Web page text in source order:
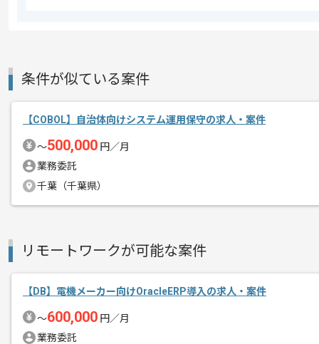
条件が似ている案件
【COBOL】自治体向けシステム運用保守の求人・案件
〜500,000 円／月
業務委託
千葉（千葉県）
リモートワークが可能な案件
【DB】電機メーカー向けOracleERP導入の求人・案件
〜600,000 円／月
業務委託